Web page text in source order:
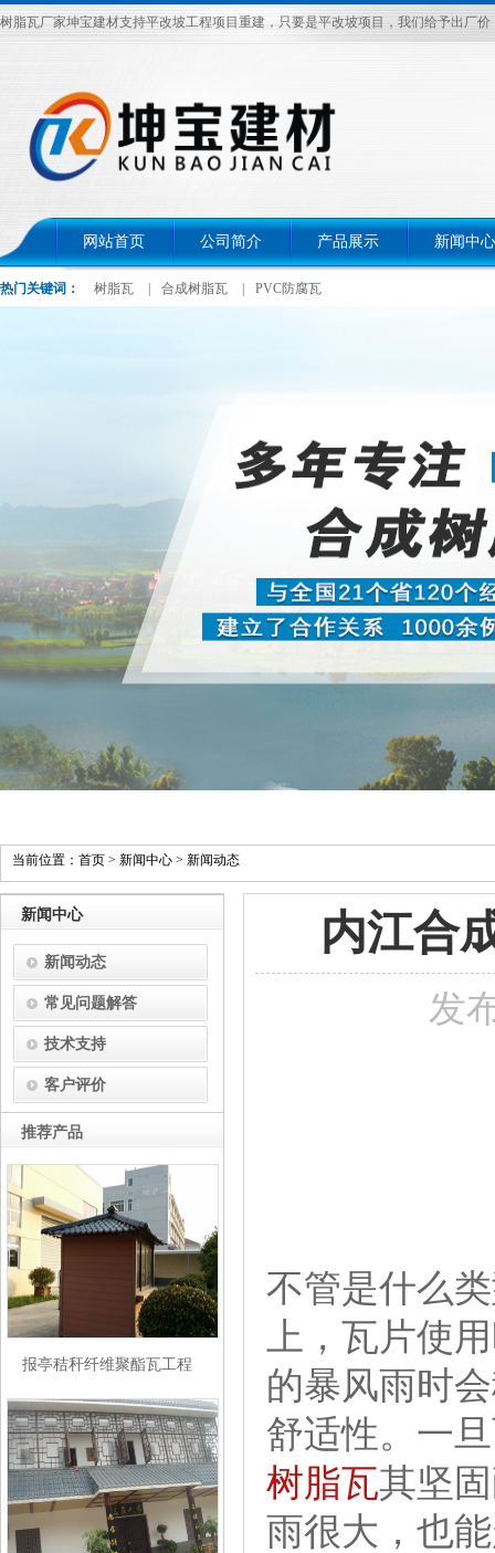
树脂瓦厂家坤宝建材支持平改坡工程项目重建，只要是平改坡项目，我们给予出厂价
网站首页 公司简介 产品展示 新闻中心
热门关键词： 树脂瓦 合成树脂瓦 PVC防腐瓦
当前位置： 首页 > 新闻中心 > 新闻动态
内江合
发
不管是什么
上，瓦片使
的暴风雨时
舒适性。一
树脂瓦其坚
雨很大，也
新闻中心
新闻动态
常见问题解答
技术支持
客户评价
推荐产品
报亭秸秆纤维聚酯瓦工程